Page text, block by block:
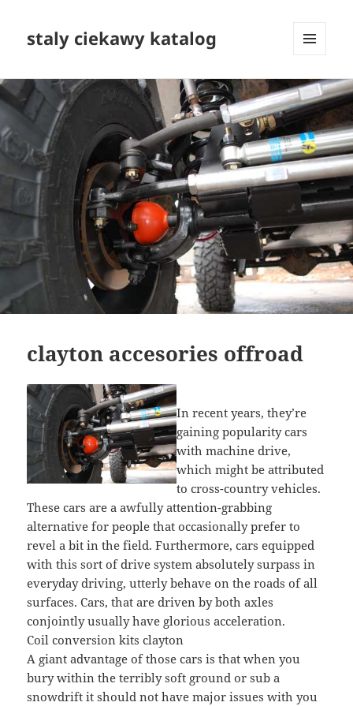
staly ciekawy katalog
WIDGETY
clayton accesories offroad
In recent years, they’re
gaining popularity cars
with machine drive,
which might be attributed
to cross-country vehicles.
These cars are a awfully attention-grabbing
alternative for people that occasionally prefer to
revel a bit in the field. Furthermore, cars equipped
with this sort of drive system absolutely surpass in
everyday driving, utterly behave on the roads of all
surfaces. Cars, that are driven by both axles
conjointly usually have glorious acceleration.
Coil conversion kits clayton
A giant advantage of those cars is that when you
bury within the terribly soft ground or sub a
snowdrift it should not have major issues with you